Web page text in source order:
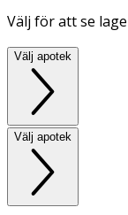
Välj för att se
Välj apotek
Välj apotek